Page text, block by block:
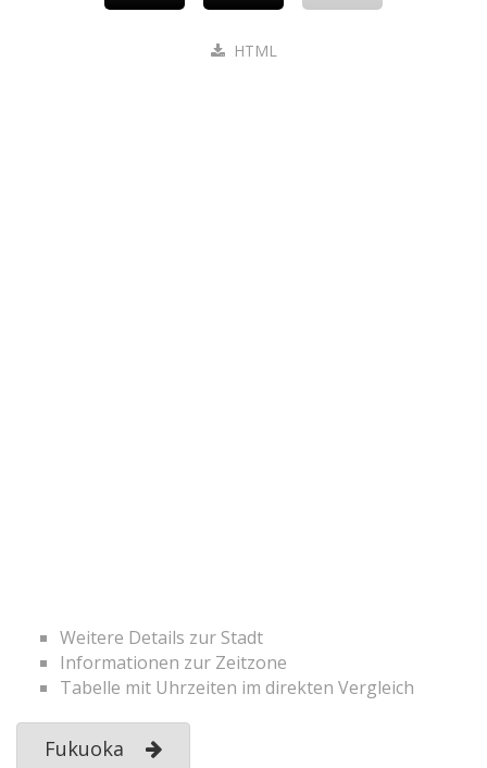
HTML
Weitere Details zur Stadt
Informationen zur Zeitzone
Tabelle mit Uhrzeiten im direkten Vergleich
Fukuoka